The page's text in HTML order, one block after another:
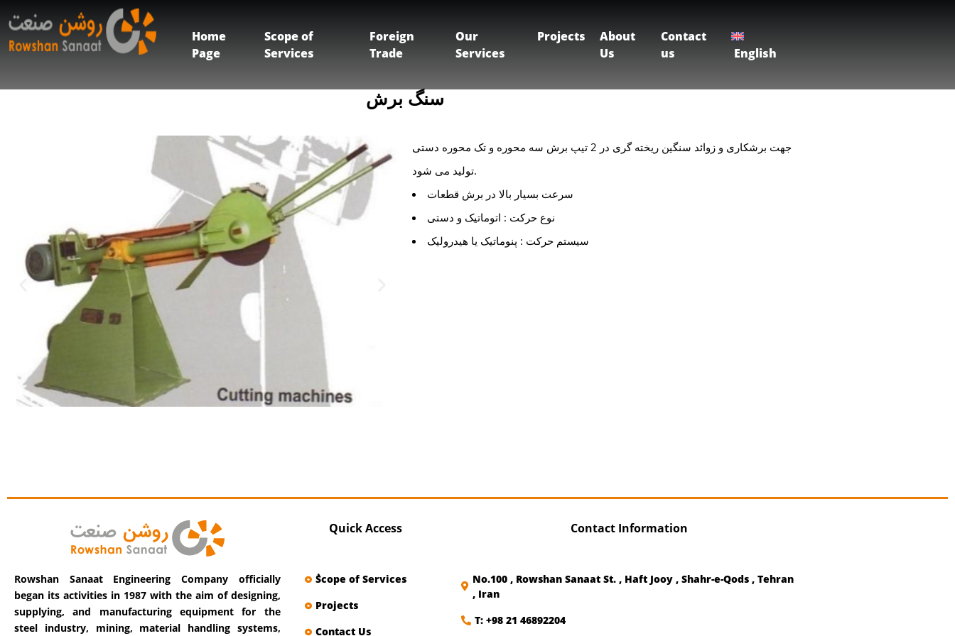
Home
Page
Scope of
Services
Foreign
Trade
Our
Services
Projects
About
Us
Contact
us
English
سنگ برش
جهت برشکاری و زوائد سنگین ریخته گری در 2 تیپ برش سه محوره و تک محوره دستی
تولید می شود.
سرعت بسیار بالا در برش قطعات
نوع حرکت : اتوماتیک و دستی
سیستم حرکت : پنوماتیک یا هیدرولیک
Rowshan Sanaat Engineering Company officially
began its activities in 1987 with the aim of designing,
supplying, and manufacturing equipment for the
steel industry, mining, material handling systems,
Quick Access
ُScope of Services
Projects
Contact Us
Contact Information
No.100 , Rowshan Sanaat St. , Haft Jooy , Shahr-e-Qods , Tehran
, Iran
T: +98 21 46892204